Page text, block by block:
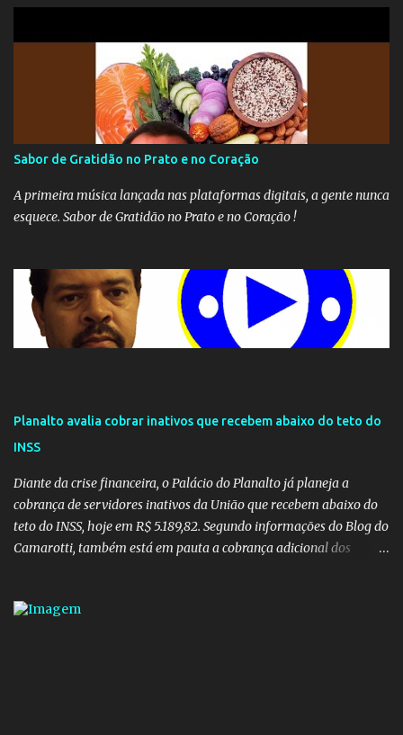
Sabor de Gratidão no Prato e no Coração
A primeira música lançada nas plataformas digitais, a gente nunca
esquece. Sabor de Gratidão no Prato e no Coração !
Planalto avalia cobrar inativos que recebem abaixo do teto do
INSS
Diante da crise financeira, o Palácio do Planalto já planeja a
cobrança de servidores inativos da União que recebem abaixo do
teto do INSS, hoje em R$ 5.189,82. Segundo informações do Blog do
Camarotti, também está em pauta a cobrança adicional dos
aumentar o percentual de recolhimento para 14%. De acordo com